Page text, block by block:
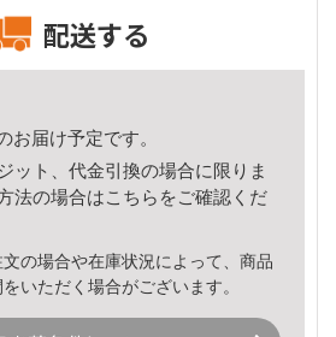
配送する
お届け予定です。
ット、代金引換の場合に限りま
法の場合はこちら をご確認くだ
の場合や在庫状況によって、商品
いただく場合がございます。